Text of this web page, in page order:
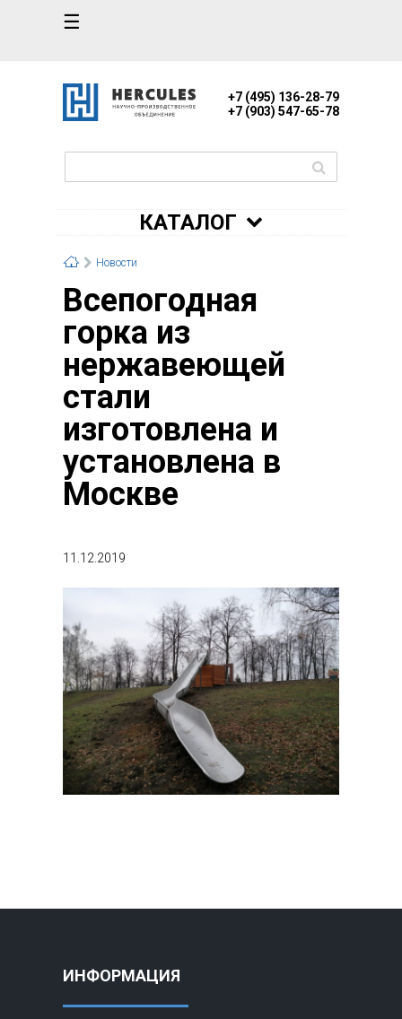
☰
+7 (495) 136-28-79
+7 (903) 547-65-78
КАТАЛОГ
Новости
Всепогодная
горка из
нержавеющей
стали
изготовлена и
установлена в
Москве
11.12.2019
ИНФОРМАЦИЯ